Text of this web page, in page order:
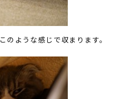
のような感じで収まります。